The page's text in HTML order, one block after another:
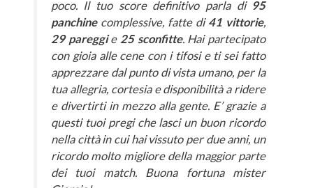
poco. Il tuo score definitivo parla di 95
panchinecomplessive, fatte di 41 vittorie,
29 pareggie25 sconfitte. Hai partecipato
con gioia alle cene con i tifosi e ti sei fatto
apprezzare dal punto di vista umano, per la
tua allegria, cortesia e disponibilità a ridere
e divertirti in mezzo alla gente. E’ grazie a
questi tuoi pregi che lasci un buon ricordo
nella città in cui hai vissuto per due anni, un
ricordo molto migliore della maggior parte
dei tuoi match. Buona fortuna mister